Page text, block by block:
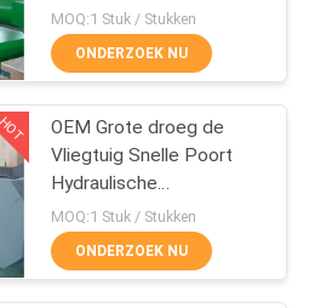
cilinder
14
MOQ:1 Stuk / Stukken
ONDERZOEK NU
OEM Grote droeg de
Vliegtuig Snelle Poort
Hydraulische
Cilindersproductiviteit
over 2000t
MOQ:1 Stuk / Stukken
ONDERZOEK NU